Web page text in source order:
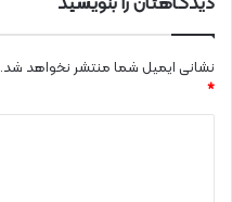
نشانی ایمیل شما منتشر نخواهد شد.
*